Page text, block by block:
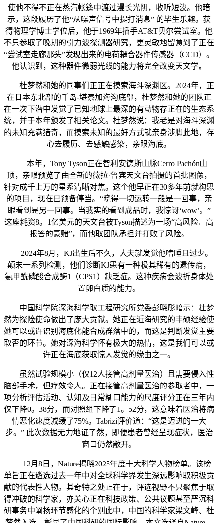
使他不得不正在蒸汽帐篷中渡过漫长光阴，收听短波。他暗
示，这段履历了他“从噪声信号中提打消息” 的毕生乐趣。获
得物理学博士学位后，他于1969年插手AT&T贝尔尝试室。他
不只参取了晚期的引力波探测器研究，更灵敏地留意到了正在
“尝试室走廊那头”发现出来的电荷耦合器件传感器（CCD）。
他认识到，这种器件微弱光线的能力将完全改变天文学。
杜梦然和她的同事们正正在摸索海斗深渊区。2024年，正
在日本东北部的千岛-堪察加海沟底部，杜梦然和她的团队正
在一次下潜中发觉了已知地球上最深的有动物存正在的生态系
统，并于本年颁发了相关论文。杜梦然说：我老是对海斗深渊
的未知充满猎奇，而摸索未知的最好方式就亲身涉脚此地，存
心去履历、去感触感染，亲眼海底。
本年，Tony Tyson正在智利安德斯山脉Cerro Pachón山
顶，亲眼预览了由全新的薇拉·鲁宾天文台拍摄的首批图像，
针对成千上万的星系清晰对焦。这个他早正在30多年前就构思
的项目，现在已预备停当。“晓得一切运转一般是一回事，亲
眼看到是另一回事。当我实的看到成品时，我惊讶‘wow’。”
这座耗资8。1亿美元的天文台被Tyson描述为一场“高风险、高
报答的豪赌”，而他取团队承担并打败了风险。
2024年8月，KJ出生后不久，大夫就发觉他嗜睡且过少。
颠末一系列检测，他们诊断KJ患有一种极其稀有的遗传病，
氨甲酰磷酸合成酶1（CPS1）缺乏症。这种疾病会波折身体处
置卵白质的能力。
中国科学院深海科学取工程研究所党委彭晓彤暗示：杜梦
然为探险使命做出了庞大贡献。她正在近海研究的丰硕经验使
她可以或许识别海底化能合成群落中的，而这是判断发觉主要
取否的环节。她对深海科学怀有极大的热情，这是我们可以或
许正在海底获取惊人发觉的缘由之一。
虽然试验规模小（仅12人接管高剂量医治）且需要侵入性
脑部手术，但疗效令人。正在接管高剂量医治的参取者中，一
项分析评估活动、认知及日常糊口能力的尺度评分正在三年内
仅下降0。38分，而对照组下降了1。52分，这意味着医治将病
情恶化速度减缓了75%。Tabrizi评价道：“这是迈进的一大
步。” 此次数据无力地证了然，即便患者曾经呈现症状，医治
窗口仍然敞开。
12月8日，Nature揭晓2025年度十大科学人物榜单。该榜
单旨正在遴选过去一年中对全球科学界发生深远影响取积极贡
献的代表性人物。其奇特之处正在于，评选视野不只聚焦于取
得冲破的科学家，亦关心正在科技政策、公共议题甚至严沉科
研事务中阐扬环节感化的个别此中，中国的科学家梁文峰、杜